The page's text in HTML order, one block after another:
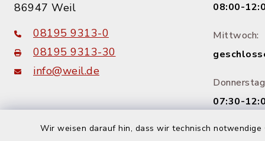
Wir weisen darauf hin, dass wir technisch
86947 Weil
08195 9313-0
08195 9313-30
info@weil.de
08:00-
Mittwoch:
07:30-
14:00-